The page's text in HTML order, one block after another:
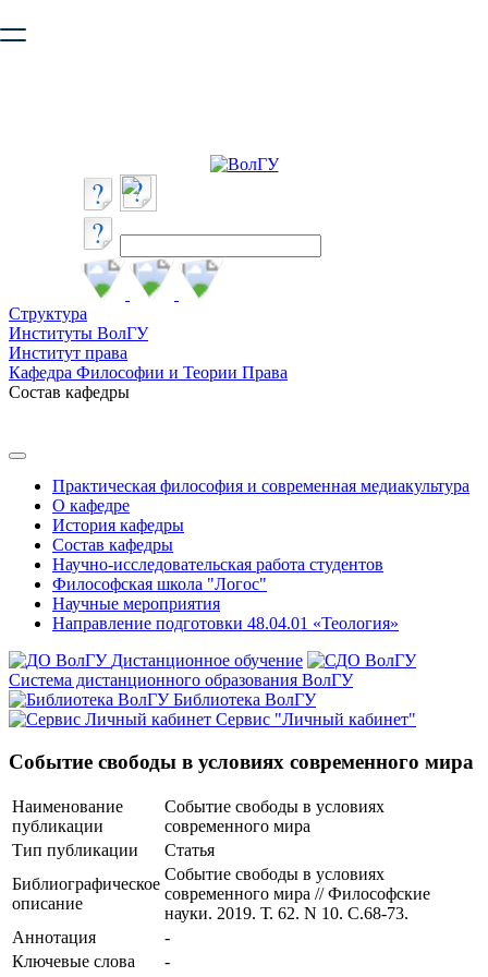
безопасную работу с сайтом. Пожалуйста
Структура
Институты ВолГУ
Институт права
Кафедра Философии и Теории Права
Состав кафедры
Практическая философия и современная медиакультура
О кафедре
История кафедры
Состав кафедры
Научно-исследовательская работа студентов
Философская школа "Логос"
Научные мероприятия
Направление подготовки 48.04.01 «Теология»
Дистанционное обучение
Система дистанционного образования ВолГУ
Библиотека ВолГУ
Сервис "Личный кабинет"
Событие свободы в условиях современного мира
Наименование
публикации
Событие свободы в условиях
современного мира
Тип публикации
Статья
Библиографическое
описание
Событие свободы в условиях
современного мира // Философские
науки. 2019. Т. 62. N 10. С.68-73.
Аннотация
-
Ключевые cлова
-